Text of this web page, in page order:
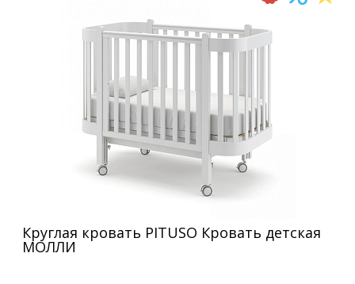
Круглая кровать PITUSO Кровать детская
МОЛЛИ